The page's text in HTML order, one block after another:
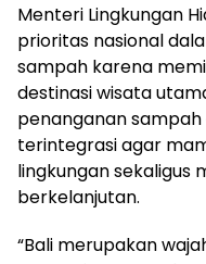
Menteri Lingkungan
prioritas nasional
sampah karena
destinasi wisata
penanganan sampah
terintegrasi agar
lingkungan sekaligus
berkelanjutan.
“Bali merupakan